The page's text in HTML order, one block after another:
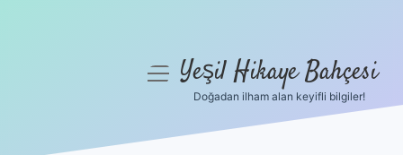
menüyüYeşil Hikaye Bahçesi
Doğadan ilham alan keyifli bilgiler!